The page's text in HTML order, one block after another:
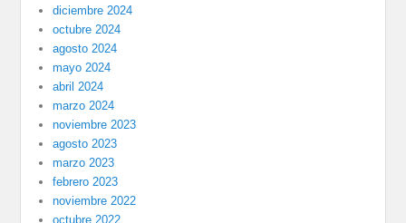
diciembre 2024
octubre 2024
agosto 2024
mayo 2024
abril 2024
marzo 2024
noviembre 2023
agosto 2023
marzo 2023
febrero 2023
noviembre 2022
octubre 2022